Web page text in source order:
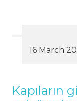
16 March
Kapıların